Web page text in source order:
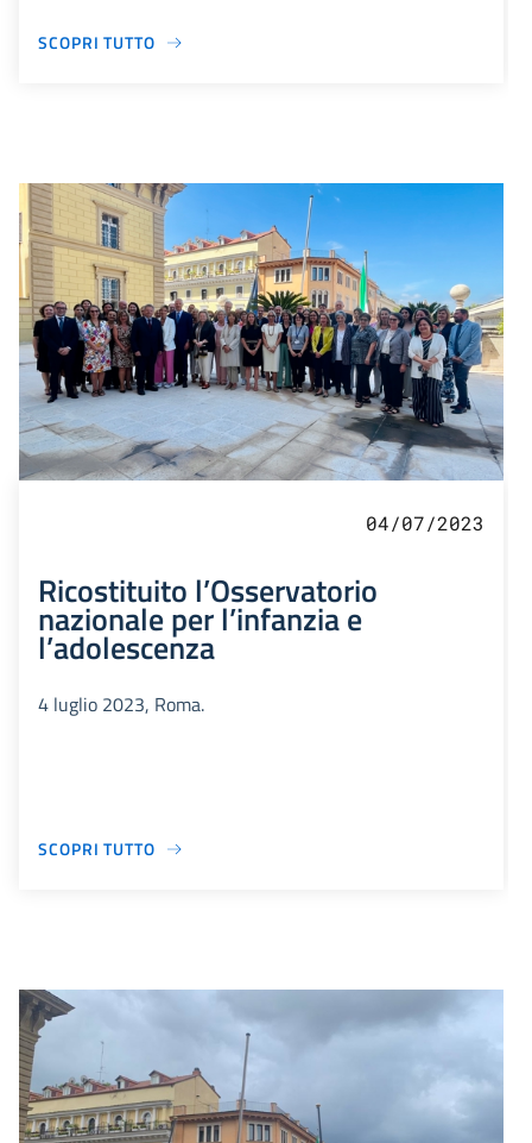
SCOPRI TUTTO
04/07/2023
Ricostituito l’Osservatorio
nazionale per l’infanzia e
l’adolescenza
4 luglio 2023, Roma.
SCOPRI TUTTO